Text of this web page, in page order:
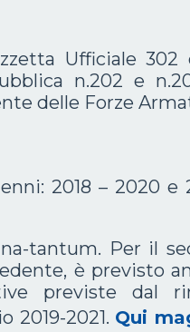
Ufficiale 302
n.202 e
delle Forze
2018 – 2020 e
tantum. Per il
è previsto
previste dal
2021. Qui